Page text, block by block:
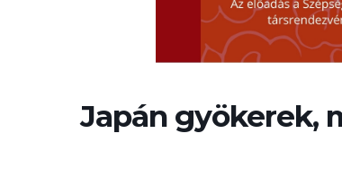
Japán gyökerek,